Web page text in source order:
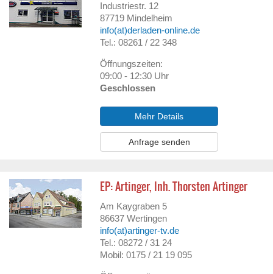
Industriestr. 12
87719 Mindelheim
info(at)derladen-online.de
Tel.: 08261 / 22 348
Öffnungszeiten:
09:00 - 12:30 Uhr
Geschlossen
Mehr Details
Anfrage senden
EP: Artinger, Inh. Thorsten Artinger
Am Kaygraben 5
86637 Wertingen
info(at)artinger-tv.de
Tel.: 08272 / 31 24
Mobil: 0175 / 21 19 095